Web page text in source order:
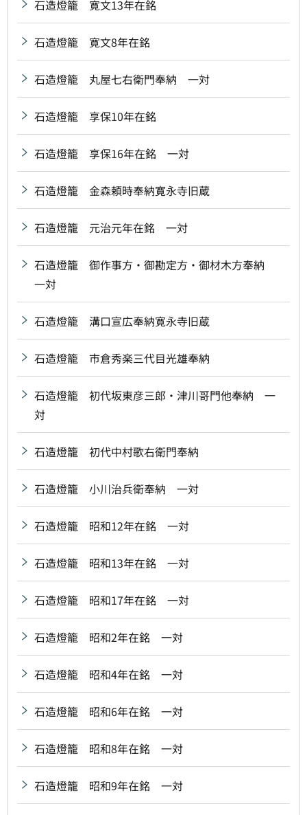
石造燈籠 寛文13年在銘
石造燈籠 寛文8年在銘
石造燈籠 丸屋七右衛門奉納 一対
石造燈籠 享保10年在銘
石造燈籠 享保16年在銘 一対
石造燈籠 金森頼時奉納寛永寺旧蔵
石造燈籠 元治元年在銘 一対
石造燈籠 御作事方・御勘定方・御材木方奉納
一対
石造燈籠 溝口宣広奉納寛永寺旧蔵
石造燈籠 市倉秀楽三代目光雄奉納
石造燈籠 初代坂東彦三郎・津川哥門他奉納 一
対
石造燈籠 初代中村歌右衛門奉納
石造燈籠 小川治兵衛奉納 一対
石造燈籠 昭和12年在銘 一対
石造燈籠 昭和13年在銘 一対
石造燈籠 昭和17年在銘 一対
石造燈籠 昭和2年在銘 一対
石造燈籠 昭和4年在銘 一対
石造燈籠 昭和6年在銘 一対
石造燈籠 昭和8年在銘 一対
石造燈籠 昭和9年在銘 一対